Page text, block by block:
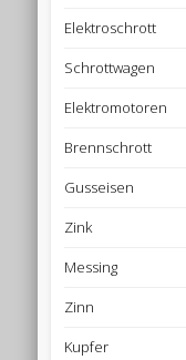
Elektroschrott
Schrottwagen
Elektromotoren
Brennschrott
Gusseisen
Zink
Messing
Zinn
Kupfer